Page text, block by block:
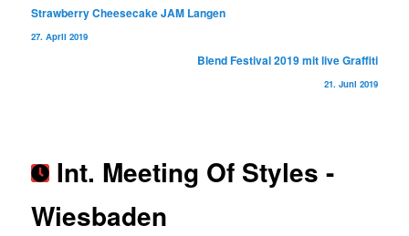
Beitragsnavigation
Strawberry Cheesecake JAM Langen
27. April 2019
Blend Festival 2019 mit live Graffiti
21. Juni 2019
Int. Meeting Of Styles -
Wiesbaden